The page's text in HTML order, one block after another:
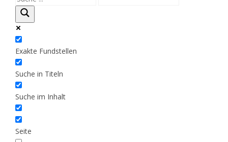
Exakte Fundstellen
Suche in Titeln
Suche im Inhalt
Seite